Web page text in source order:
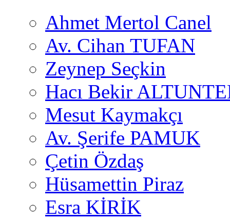
Ahmet Mertol Canel
Av. Cihan TUFAN
Zeynep Seçkin
Hacı Bekir
Mesut Kaymakçı
Av. Şerife PAMUK
Çetin Özdaş
Hüsamettin Piraz
Esra KİRİK